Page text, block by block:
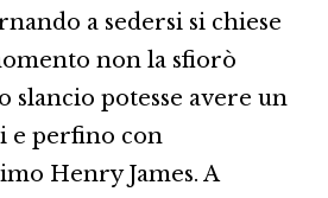
a sedersi si chiese
non la sfiorò
slancio potesse avere un
e perfino con
Henry James. A